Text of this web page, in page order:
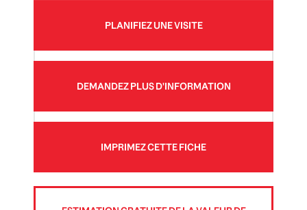
PLANIFIEZ UNE VISITE
DEMANDEZ PLUS D'INFORMATION
IMPRIMEZ CETTE FICHE